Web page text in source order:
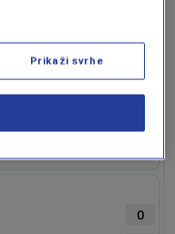
2
0
Prikaži svrhe